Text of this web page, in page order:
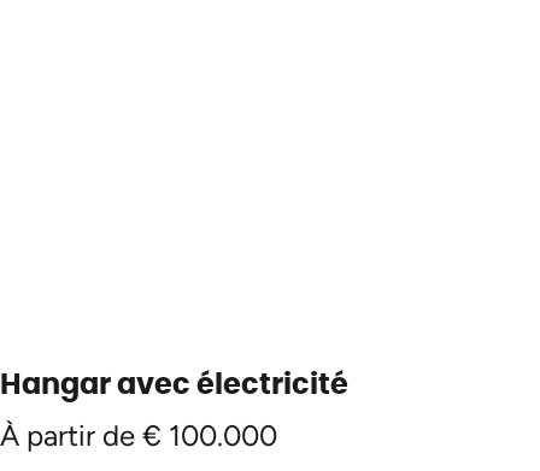
Hangar avec électricité
À partir de € 100.000